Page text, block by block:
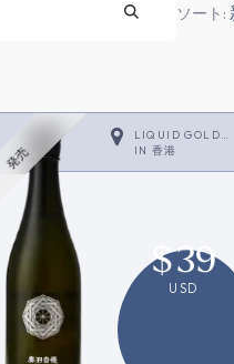
ソート:
LIQUID GOLD
LIMITED
IN 香港
発売
$39
USD